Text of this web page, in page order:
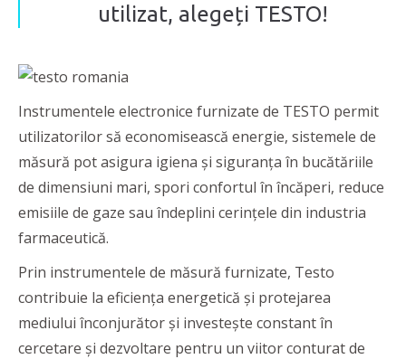
utilizat, alegeți TESTO!
Instrumentele electronice furnizate de TESTO permit
utilizatorilor să economisească energie, sistemele de
măsură pot asigura igiena și siguranța în bucătăriile
de dimensiuni mari, spori confortul în încăperi, reduce
emisiile de gaze sau îndeplini cerințele din industria
farmaceutică.
Prin instrumentele de măsură furnizate, Testo
contribuie la eficiența energetică și protejarea
mediului înconjurător și investește constant în
cercetare și dezvoltare pentru un viitor conturat de